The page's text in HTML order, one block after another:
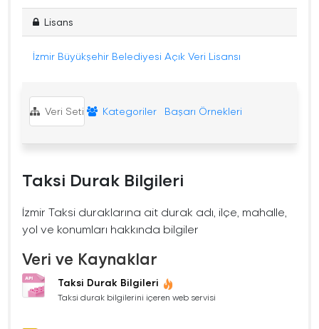
Lisans
İzmir Büyükşehir Belediyesi Açık Veri Lisansı
Veri Seti Kategoriler Başarı Örnekleri
Taksi Durak Bilgileri
İzmir Taksi duraklarına ait durak adı, ilçe, mahalle,
yol ve konumları hakkında bilgiler
Veri ve Kaynaklar
Taksi Durak Bilgileri
Taksi durak bilgilerini içeren web servisi